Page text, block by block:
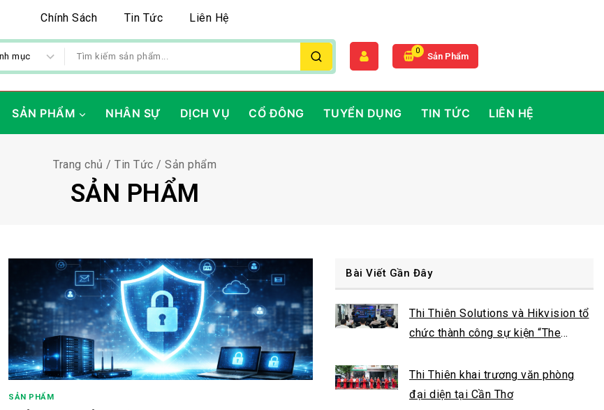
Chính Sách Tin Tức Liên Hệ
0
Sản Phẩm
SẢN PHẨM NHÂN SỰ DỊCH VỤ CỔ ĐÔNG TUYỂN DỤNG TIN TỨC LIÊN HỆ
Trang chủ / Tin Tức / Sản phẩm
SẢN PHẨM
SẢN PHẨM
Bài Viết Gần Đây
Thi Thiên Solutions và Hikvision tổ
chức thành công sự kiện “The
Thi Thiên khai trương văn phòng
đại diện tại Cần Thơ